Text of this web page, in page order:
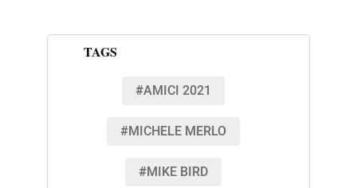
TAGS
#AMICI 2021
#MICHELE MERLO
#MIKE BIRD